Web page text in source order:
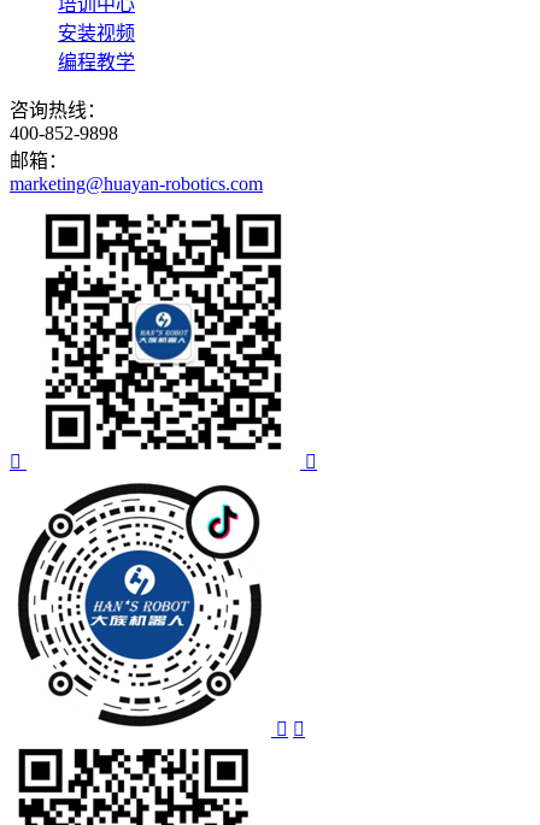
安装视频
编程教学
咨询热线：
400-852-9898
邮箱：
marketing@huayan-robotics.com